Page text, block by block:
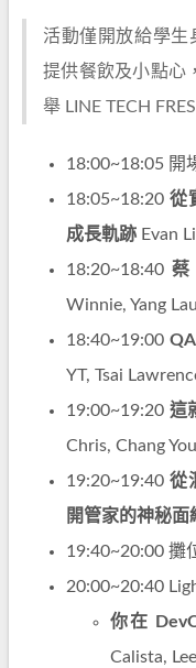
活動僅開放給學生
提供餐飲及小點心
舉 LINE TECH
18:00~18:05 開
18:05~18:20 從
成長軌跡 Evan
18:20~18:40蔡
Winnie, Yang
18:40~19:00
YT, Tsai
19:00~19:20 這
Chris, Chang
19:20~19:40 從
開管家的神秘面
19:40~20:00 攤
20:00~20:40
你在
Calista,